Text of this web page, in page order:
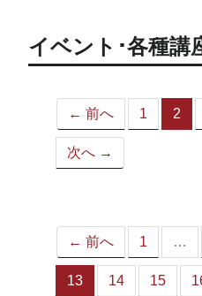
イベント･各種講
← 前へ 1 2
次へ →
← 前へ 1 …
13
（こ
14 15